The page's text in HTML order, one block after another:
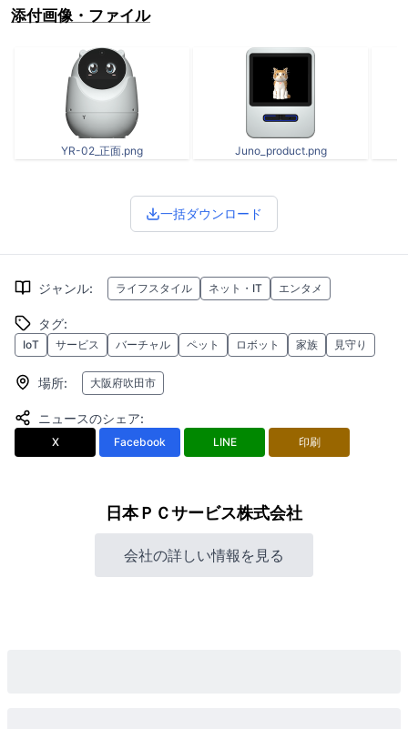
添付画像・ファイル
YR-02_正面.png Juno_product.png
一括ダウンロード
ジャンル: ライフスタイル ネット・IT エンタメ
タグ:
IoT サービス バーチャル ペット ロボット 家族 見守り
場所: 大阪府吹田市
ニュースのシェア:
X Facebook LINE 印刷
日本ＰＣサービス株式会社
会社の詳しい情報を見る